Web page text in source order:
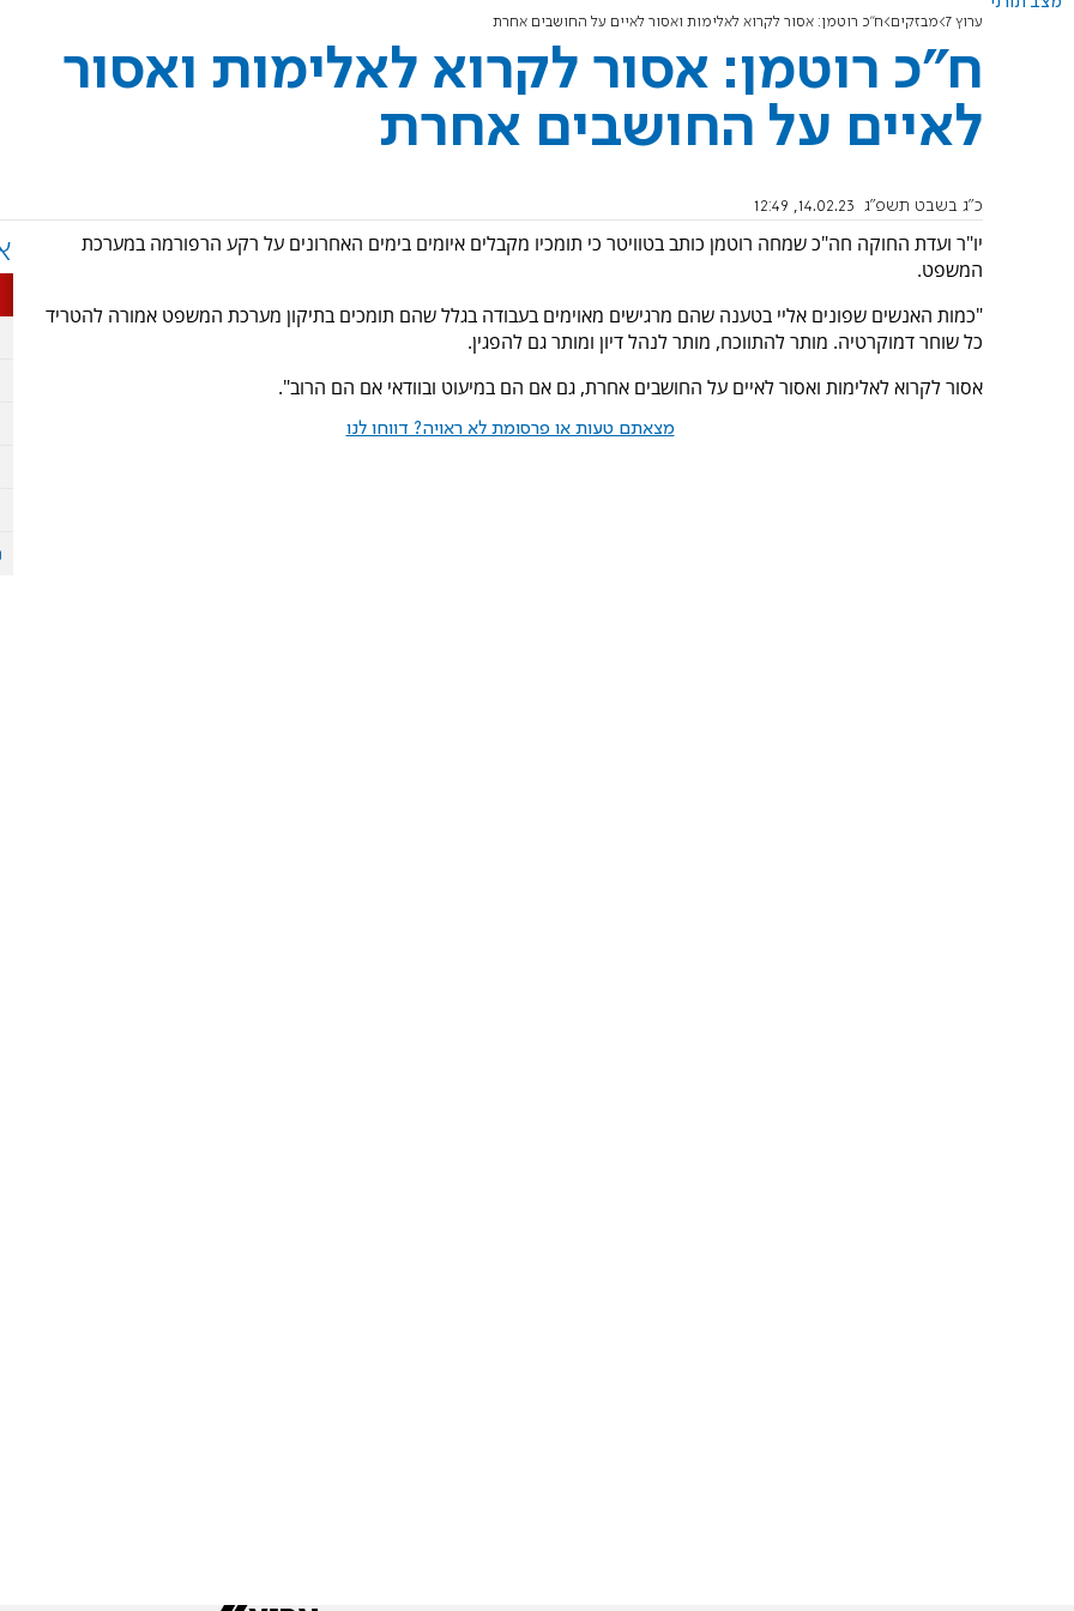
ערוץ 7 מבזקים ח"כ רוטמן: אסור לקרוא לאלימות ואסור לאיים על החושבים אחרת
ח"כ רוטמן: אסור לקרוא לאלימות ואסור
לאיים על החושבים אחרת
כ"ג בשבט תשפ"ג 14.02.23, 12:49
יו"ר ועדת החוקה חה"כ שמחה רוטמן כותב בטוויטר כי תומכיו מקבלים איומים בימים האחרונים על רקע הרפורמה במערכת
המשפט.
"כמות האנשים שפונים אליי בטענה שהם מרגישים מאוימים בעבודה בגלל שהם תומכים בתיקון מערכת המשפט אמורה להטריד
כל שוחר דמוקרטיה. מותר להתווכח, מותר לנהל דיון ומותר גם להפגין.
אסור לקרוא לאלימות ואסור לאיים על החושבים אחרת, גם אם הם במיעוט ובוודאי אם הם הרוב".
מצאתם טעות או פרסומת לא ראויה? דווחו לנו